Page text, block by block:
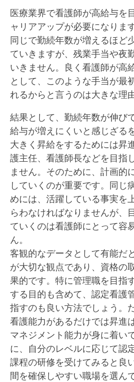
医療業界で看護師が高給与を
ャリアアップが必要になりま
同じで勤続年数が増えるほど
ていきますが、残業手当や夜
いきません。良く看護師が高
として、このような手当が最
れるからと言うのは大きな理
結果として、勤続年数が伸び
給与が増えにくいと感じざる
大きく昇給をするためには昇
護主任、看護師長などを目指
ません。そのために、計画的
していくのが重要です。同じ
めには、活躍している事実を
らわなければなりませんが、
ていくのは看護師にとって容
ん。
客観的なデータとして有能だ
が大切な観点であり、資格の
果的です。特に管理職を目指
する目的も含めて、認定看護
指すのも良い方法でしょう。
看護能力があるだけでは昇進
マネジメント能力が身に着い
に、自分のレベルに応じて認
課程の研修を受けてみると良
間を確保しやすい職場を選ん